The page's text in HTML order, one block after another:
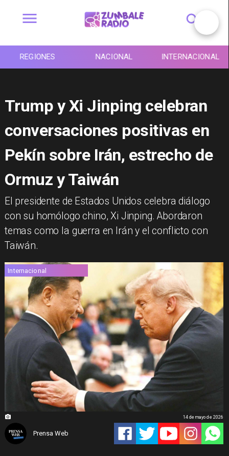
REGIONES NACIONAL INTERNACIONAL
Trump y Xi Jinping celebran
conversaciones positivas en
Pekín sobre Irán, estrecho de
Ormuz y Taiwán
El presidente de Estados Unidos celebra diálogo
con su homólogo chino, Xi Jinping. Abordaron
temas como la guerra en Irán y el conflicto con
Taiwán.
Internacional
Prensa Web
14 de mayo de 2026